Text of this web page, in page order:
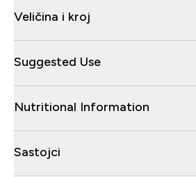
Veličina i kroj
Suggested Use
Nutritional Information
Sastojci